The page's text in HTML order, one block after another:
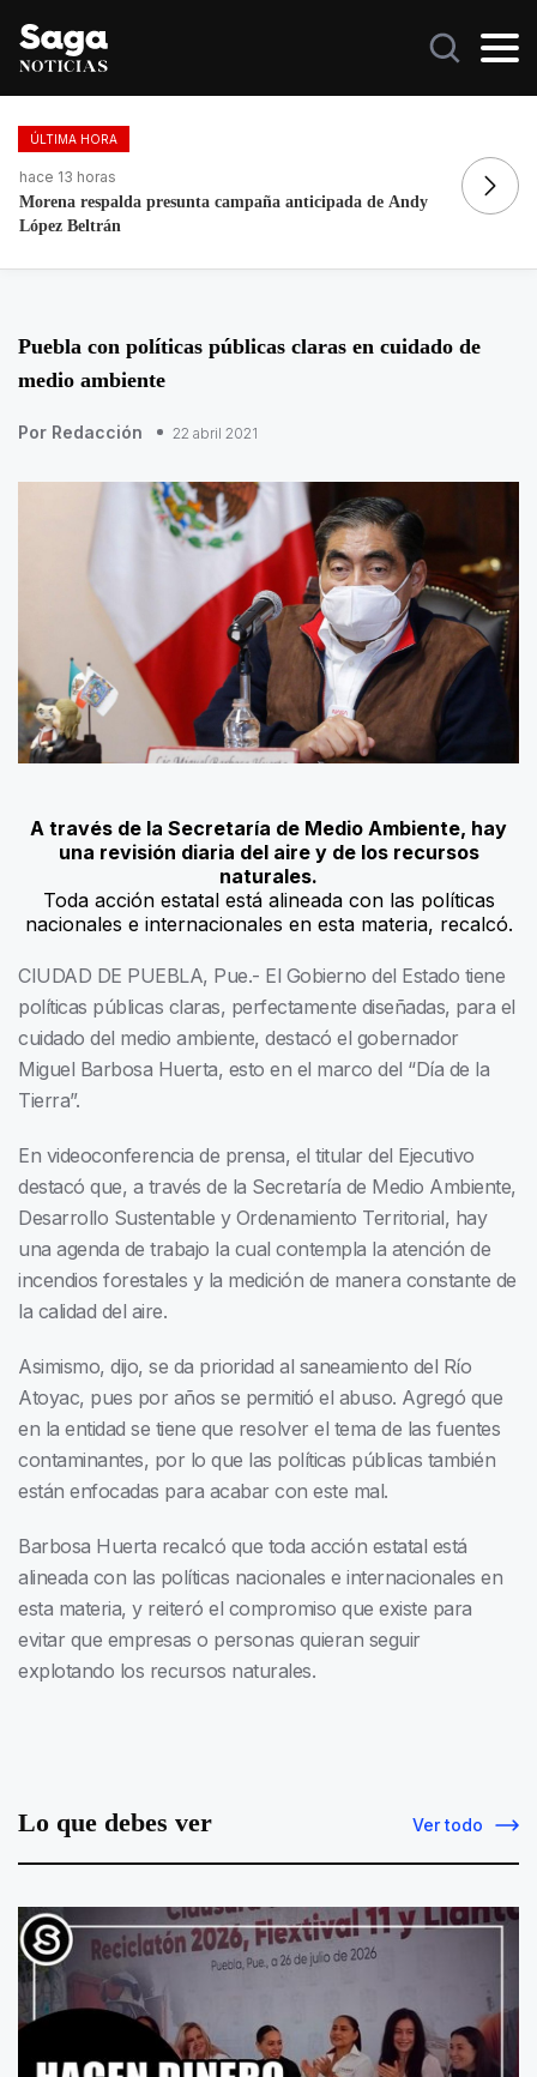
ÚLTIMA HORA
hace 13 horas
Morena respalda presunta campaña anticipada de Andy
López Beltrán
Puebla con políticas públicas claras en cuidado de
medio ambiente
Por Redacción 22 abril 2021
A través de la Secretaría de Medio Ambiente, hay
una revisión diaria del aire y de los recursos
naturales.
Toda acción estatal está alineada con las políticas
nacionales e internacionales en esta materia, recalcó.
CIUDAD DE PUEBLA, Pue.- El Gobierno del Estado tiene
políticas públicas claras, perfectamente diseñadas, para el
cuidado del medio ambiente, destacó el gobernador
Miguel Barbosa Huerta, esto en el marco del “Día de la
Tierra”.
En videoconferencia de prensa, el titular del Ejecutivo
destacó que, a través de la Secretaría de Medio Ambiente,
Desarrollo Sustentable y Ordenamiento Territorial, hay
una agenda de trabajo la cual contempla la atención de
incendios forestales y la medición de manera constante de
la calidad del aire.
Asimismo, dijo, se da prioridad al saneamiento del Río
Atoyac, pues por años se permitió el abuso. Agregó que
en la entidad se tiene que resolver el tema de las fuentes
contaminantes, por lo que las políticas públicas también
están enfocadas para acabar con este mal.
Barbosa Huerta recalcó que toda acción estatal está
alineada con las políticas nacionales e internacionales en
esta materia, y reiteró el compromiso que existe para
evitar que empresas o personas quieran seguir
explotando los recursos naturales.
Lo que debes ver Ver todo